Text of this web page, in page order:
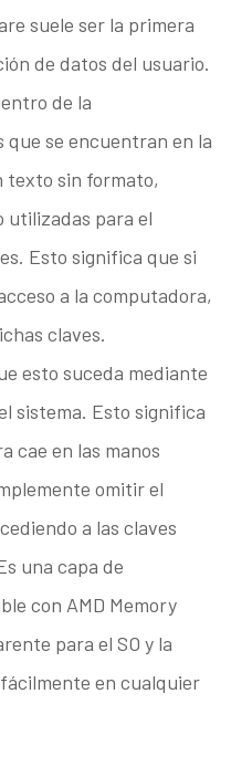
suele ser la primera
de datos del usuario.
de la
se encuentran en la
texto sin formato,
utilizadas para el
Esto significa que si
a la computadora,
claves.
esto suceda mediante
sistema. Esto significa
cae en las manos
omitir el
a las claves
una capa de
con AMD Memory
para el SO y la
en cualquier